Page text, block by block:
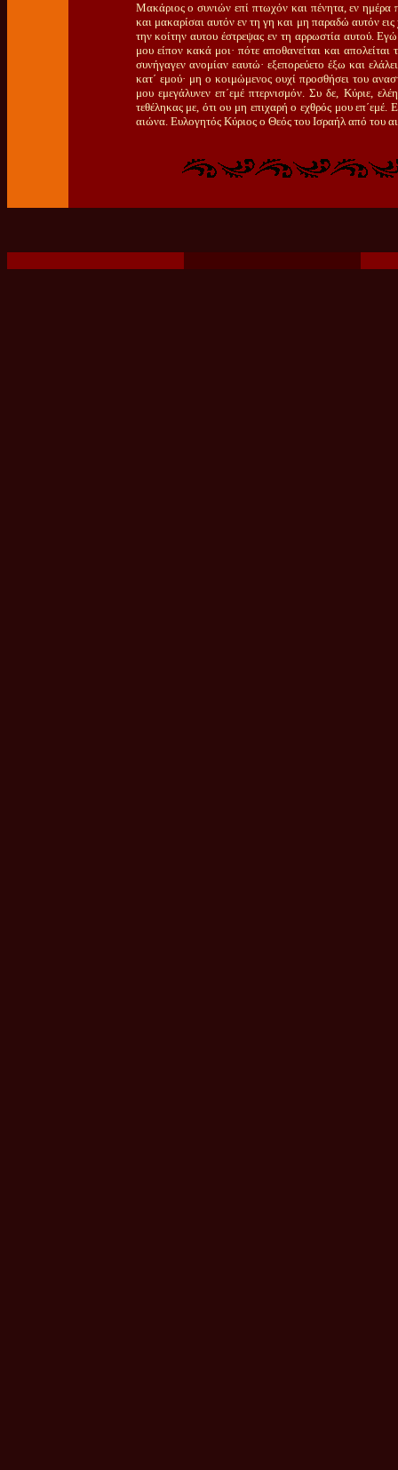
Μακάριος ο συνιών επί πτωχόν και πένητα, εν ημέρα
και μακαρίσαι αυτόν εν τη γη και μη παραδώ αυτόν
την κοίτην αυτου έστρεψας εν τη αρρωστία αυτού.
μου είπον κακά μοι· πότε αποθανείται και
συνήγαγεν ανομίαν εαυτώ· εξεπορεύετο έξω και
κατ΄ εμού· μη ο κοιμώμενος ουχί προσθήσει του
μου εμεγάλυνεν επ΄εμέ πτερνισμόν. Συ δε, Κύριε,
τεθέληκας με, ότι ου μη επιχαρή ο εχθρός μου
αιώνα. Ευλογητός Κύριος ο Θεός του Ισραήλ από του